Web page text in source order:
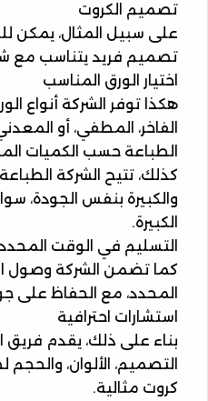
تصميم الكروت
على سبيل المثال، يمكن
تصميم فريد يتناسب مع
اختيار الورق المناسب
هكذا توفر الشركة أنواع
الفاخر، المطفي، أو
الطباعة حسب الكميات
كذلك، تتيح الشركة
والكبيرة بنفس الجودة،
الكبيرة.
التسليم في الوقت
كما تضمن الشركة وصول
المحدد، مع الحفاظ على
استشارات احترافية
بناء على ذلك، يقدم فريق
التصميم، الألوان،
كروت مثالية.